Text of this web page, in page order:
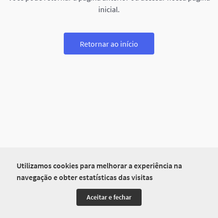
Utilizamos cookies para melhorar a experiência na
navegação e obter estatísticas das visitas
Aceitar e fechar
inicial.
Retornar ao início